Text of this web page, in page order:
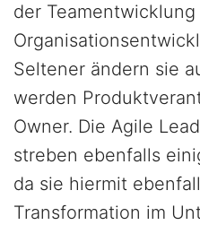
der
Seltener ändern sie
werden
Owner. Die Agile
streben ebenfalls
da sie hiermit
Transformation im